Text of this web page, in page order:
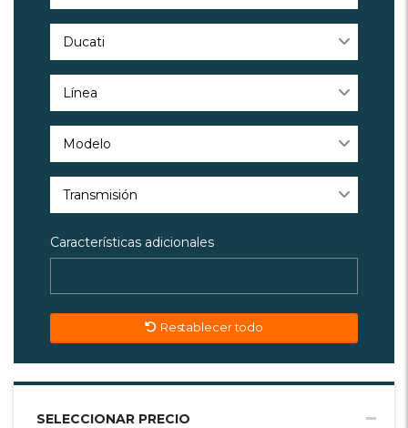
Ducati
Línea
Modelo
Transmisión
Características adicionales
Restablecer todo
SELECCIONAR PRECIO